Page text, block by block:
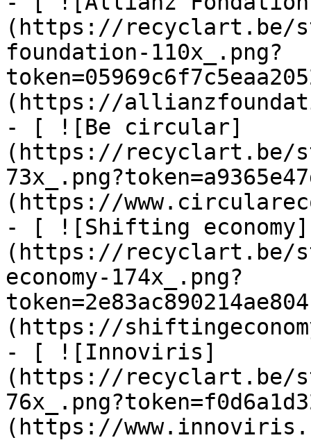
(https://recyclart.be/
foundation-110x_.png?
(https://
- [ ![Be circular]
(https://recyclart.be/
(https://
- [ ![Shifting economy]
(https://recyclart.be/
economy-174x_.png?
(https://
- [ ![Innoviris]
(https://recyclart.be/
(https://